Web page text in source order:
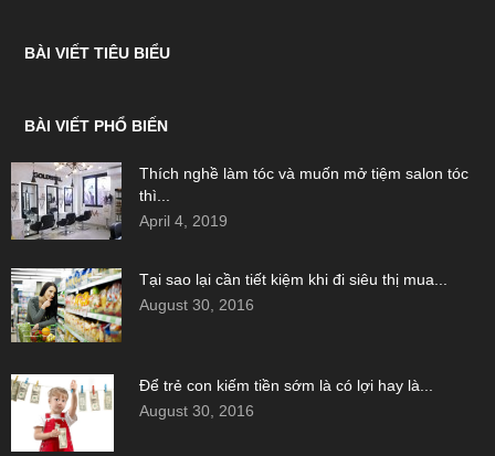
BÀI VIẾT TIÊU BIỂU
BÀI VIẾT PHỔ BIẾN
Thích nghề làm tóc và muốn mở tiệm salon tóc
thì...
April 4, 2019
Tại sao lại cần tiết kiệm khi đi siêu thị mua...
August 30, 2016
Để trẻ con kiếm tiền sớm là có lợi hay là...
August 30, 2016